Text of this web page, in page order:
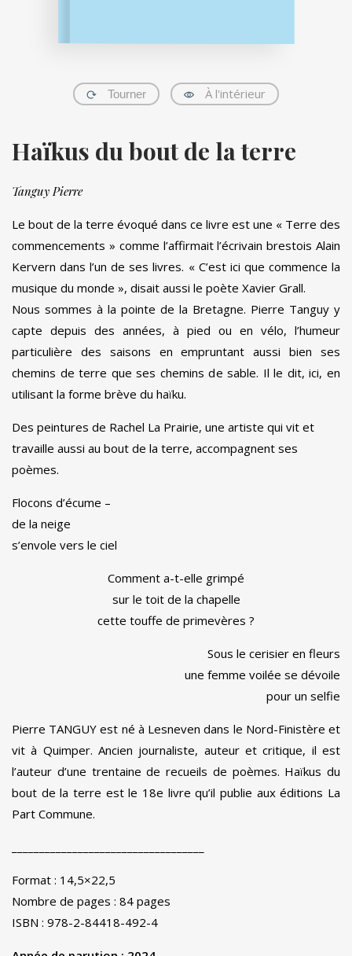
Tourner À l'intérieur
Haïkus du bout de la terre
Tanguy Pierre
Le bout de la terre évoqué dans ce livre est une « Terre des
commencements » comme l’affirmait l’écrivain brestois Alain
Kervern dans l’un de ses livres. « C’est ici que commence la
musique du monde », disait aussi le poète Xavier Grall.
Nous sommes à la pointe de la Bretagne. Pierre Tanguy y
capte depuis des années, à pied ou en vélo, l’humeur
particulière des saisons en empruntant aussi bien ses
chemins de terre que ses chemins de sable. Il le dit, ici, en
utilisant la forme brève du haïku.
Des peintures de Rachel La Prairie, une artiste qui vit et
travaille aussi au bout de la terre, accompagnent ses
poèmes.
Flocons d’écume –
de la neige
s’envole vers le ciel
Comment a-t-elle grimpé
sur le toit de la chapelle
cette touffe de primevères ?
Sous le cerisier en fleurs
une femme voilée se dévoile
pour un selfie
Pierre TANGUY est né à Lesneven dans le Nord-Finistère et
vit à Quimper. Ancien journaliste, auteur et critique, il est
l’auteur d’une trentaine de recueils de poèmes. Haïkus du
bout de la terre est le 18e livre qu’il publie aux éditions La
Part Commune.
Format : 14,5×22,5
Nombre de pages : 84 pages
ISBN : 978-2-84418-492-4